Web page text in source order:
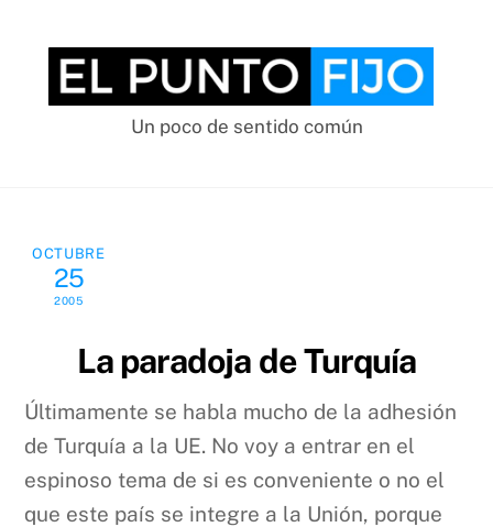
content
Un poco de sentido común
OCTUBRE
25
2005
La paradoja de Turquía
Últimamente se habla mucho de la adhesión
de Turquía a la UE. No voy a entrar en el
espinoso tema de si es conveniente o no el
que este país se integre a la Unión, porque